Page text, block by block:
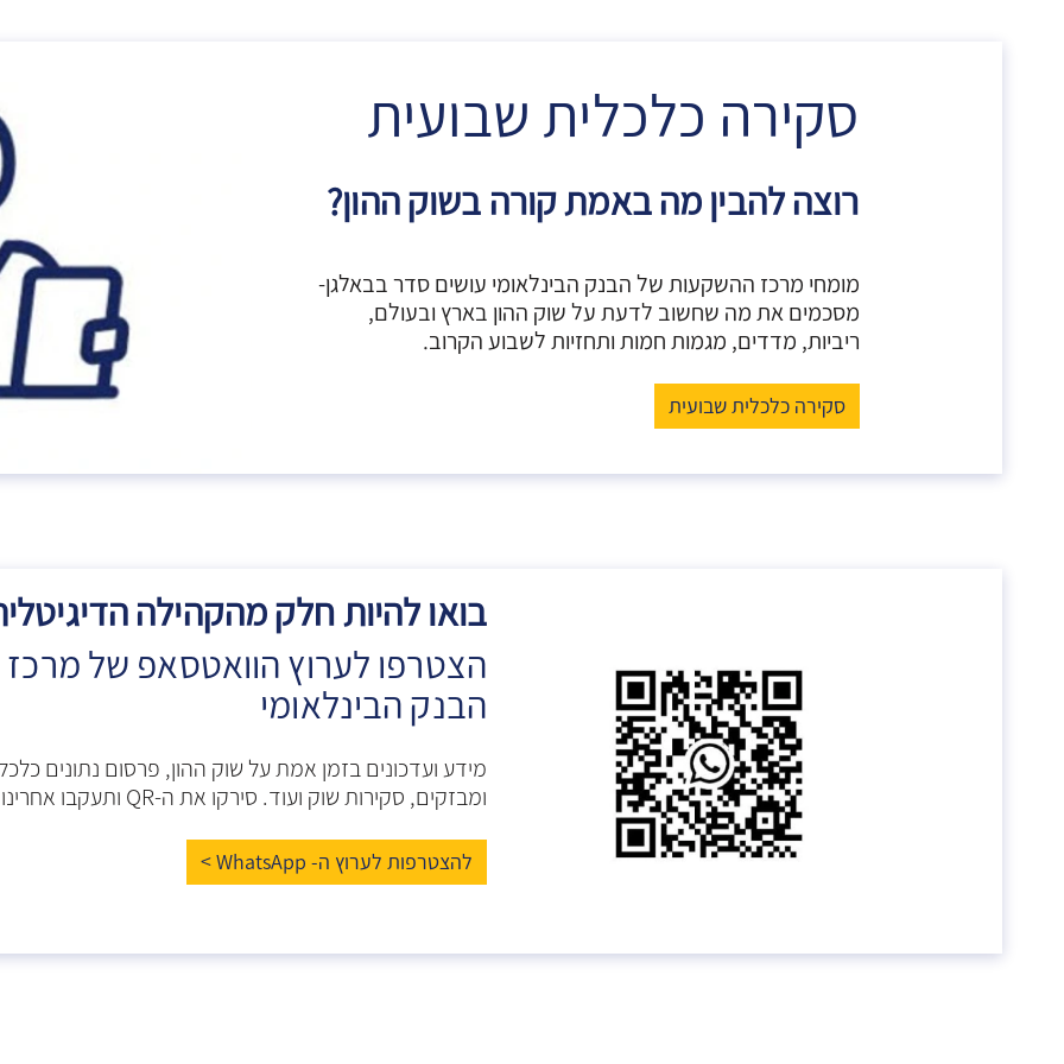
סקירה כלכלית שבועית
רוצה להבין מה באמת קורה בשוק ההון?
מומחי מרכז ההשקעות של הבנק הבינלאומי עושים סדר בבאלגן-
מסכמים את מה שחשוב לדעת על שוק ההון בארץ ובעולם,
ריביות, מדדים, מגמות חמות ותחזיות לשבוע הקרוב.
סקירה כלכלית שבועית
בואו להיות חלק מהקהילה
הצטרפו לערוץ הוואטסאפ של
הבנק הבינלאומי
מידע ועדכונים בזמן אמת על שוק ההון, פרסום נתונים
ומבזקים, סקירות שוק ועוד. סירקו את ה-QR ותעקבו אחרינו, יהיה מעניין!
להצטרפות לערוץ ה- WhatsApp >